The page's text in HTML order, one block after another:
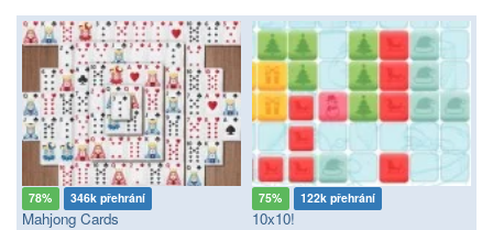
78% 346k přehrání
Mahjong Cards
75% 122k přehrání
10x10!